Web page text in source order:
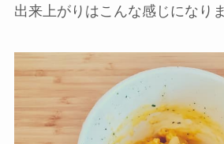
出来上がりはこんな感じになりま